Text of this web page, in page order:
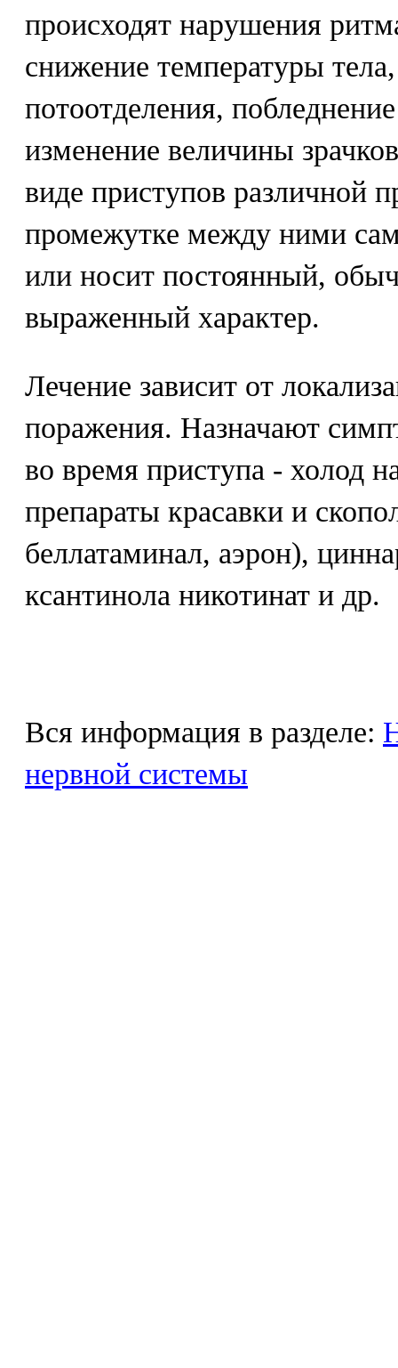
происходят нарушения
снижение температуры
потоотделения,
изменение величины
виде приступов различной
промежутке между ними
или носит постоянный,
выраженный характер.
Лечение зависит от
поражения. Назначают
во время приступа - холод
препараты красавки и
беллатаминал, аэрон),
ксантинола никотинат и др.
Вся информация в разделе:
нервной системы